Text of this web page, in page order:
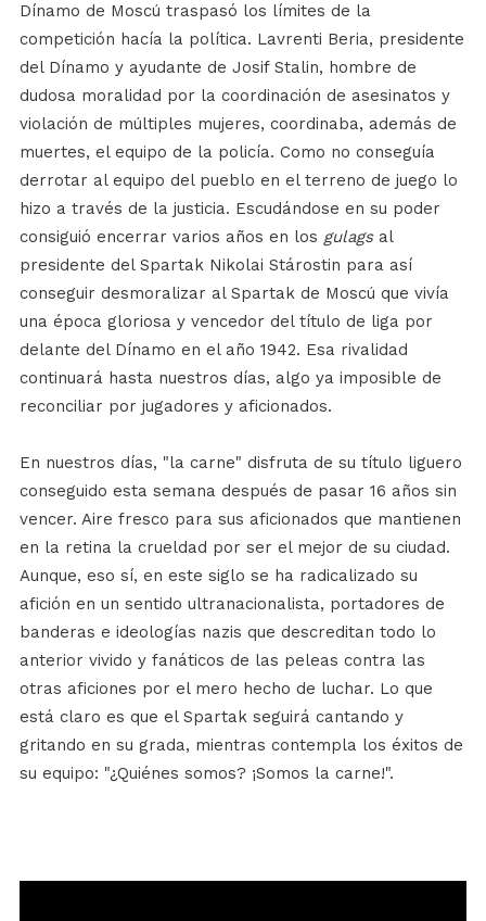
Dínamo de Moscú traspasó los límites de la
competición hacía la política. Lavrenti Beria, presidente
del Dínamo y ayudante de Josif Stalin, hombre de
dudosa moralidad por la coordinación de asesinatos y
violación de múltiples mujeres, coordinaba, además de
muertes, el equipo de la policía. Como no conseguía
derrotar al equipo del pueblo en el terreno de juego lo
hizo a través de la justicia. Escudándose en su poder
consiguió encerrar varios años en los gulagsal
presidente del Spartak Nikolai Stárostin para así
conseguir desmoralizar al Spartak de Moscú que vivía
una época gloriosa y vencedor del título de liga por
delante del Dínamo en el año 1942. Esa rivalidad
continuará hasta nuestros días, algo ya imposible de
reconciliar por jugadores y aficionados.
En nuestros días, "la carne" disfruta de su título liguero
conseguido esta semana después de pasar 16 años sin
vencer. Aire fresco para sus aficionados que mantienen
en la retina la crueldad por ser el mejor de su ciudad.
Aunque, eso sí, en este siglo se ha radicalizado su
afición en un sentido ultranacionalista, portadores de
banderas e ideologías nazis que descreditan todo lo
anterior vivido y fanáticos de las peleas contra las
otras aficiones por el mero hecho de luchar. Lo que
está claro es que el Spartak seguirá cantando y
gritando en su grada, mientras contempla los éxitos de
su equipo: "¿Quiénes somos? ¡Somos la carne!".